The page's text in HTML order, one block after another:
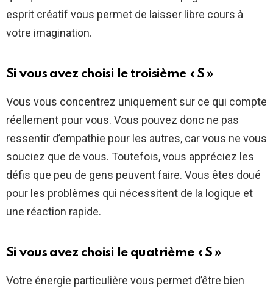
esprit créatif vous permet de laisser libre cours à
votre imagination.
Si vous avez choisi le troisième « S »
Vous vous concentrez uniquement sur ce qui compte
réellement pour vous. Vous pouvez donc ne pas
ressentir d’empathie pour les autres, car vous ne vous
souciez que de vous. Toutefois, vous appréciez les
défis que peu de gens peuvent faire. Vous êtes doué
pour les problèmes qui nécessitent de la logique et
une réaction rapide.
Si vous avez choisi le quatrième « S »
Votre énergie particulière vous permet d’être bien